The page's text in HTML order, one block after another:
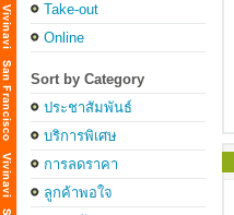
Take-out
Online
Sort by Category
ประชาสัมพันธ์
บริการพิเศษ
การลดราคา
ลูกค้าพอใจ